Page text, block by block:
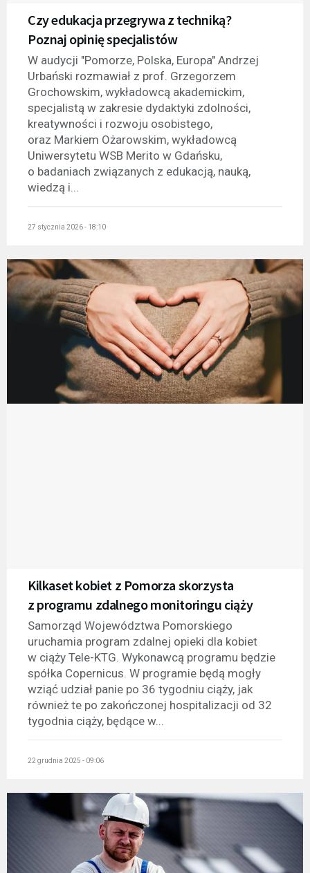
Czy edukacja przegrywa z techniką?
Poznaj opinię specjalistów
W audycji "Pomorze, Polska, Europa" Andrzej
Urbański rozmawiał z prof. Grzegorzem
Grochowskim, wykładowcą akademickim,
specjalistą w zakresie dydaktyki zdolności,
kreatywności i rozwoju osobistego,
oraz Markiem Ożarowskim, wykładowcą
Uniwersytetu WSB Merito w Gdańsku,
o badaniach związanych z edukacją, nauką,
wiedzą i...
27 stycznia 2026 - 18:10
Kilkaset kobiet z Pomorza skorzysta
z programu zdalnego monitoringu ciąży
Samorząd Województwa Pomorskiego
uruchamia program zdalnej opieki dla kobiet
w ciąży Tele-KTG. Wykonawcą programu będzie
spółka Copernicus. W programie będą mogły
wziąć udział panie po 36 tygodniu ciąży, jak
również te po zakończonej hospitalizacji od 32
tygodnia ciąży, będące w...
22 grudnia 2025 - 09:06